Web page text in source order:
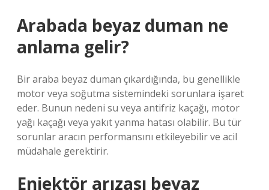
Arabada beyaz duman ne
anlama gelir?
Bir araba beyaz duman çıkardığında, bu genellikle
motor veya soğutma sistemindeki sorunlara işaret
eder. Bunun nedeni su veya antifriz kaçağı, motor
yağı kaçağı veya yakıt yanma hatası olabilir. Bu tür
sorunlar aracın performansını etkileyebilir ve acil
müdahale gerektirir.
Enjektör arızası beyaz